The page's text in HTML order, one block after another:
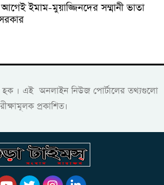
ইমাম-মুয়াজ্জিনদের সম্মানী ভাতা
। এই অনলাইন নিউজ পোর্টালের তথ্যগুলো
প্রকাশিত।